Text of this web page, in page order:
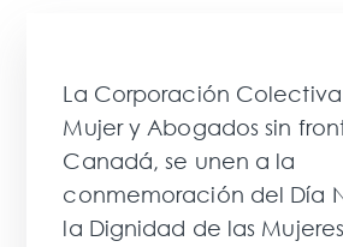
La Corporación
Mujer y Abogados sin
Canadá, se unen a la
conmemoración del Día
la Dignidad de las